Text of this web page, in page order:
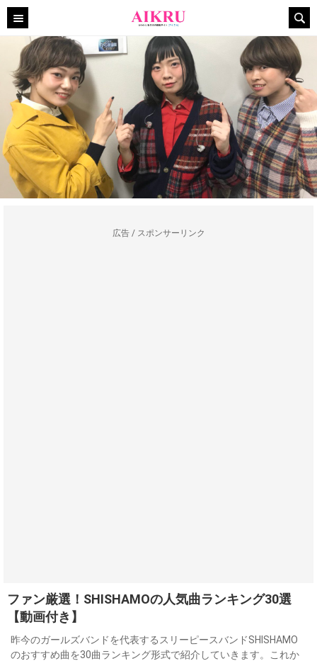
広告 / スポンサーリンク
ファン厳選！SHISHAMOの人気曲ランキング30選
【動画付き】
昨今のガールズバンドを代表するスリーピースバンドSHISHAMO
のおすすめ曲を30曲ランキング形式で紹介していきます。これか